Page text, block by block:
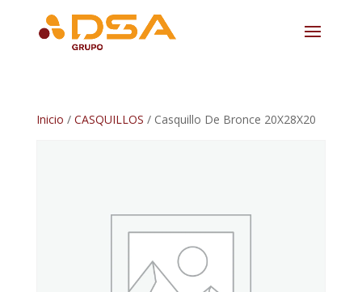
Inicio / CASQUILLOS / Casquillo De Bronce 20X28X20